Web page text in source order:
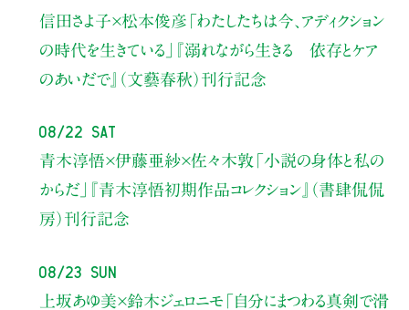
信田さよ子×松本俊彦 「わたしたちは今、アディクション
の時代を生きている」
『溺れながら生きる 依存とケア
のあいだで』（文藝春秋）刊行記念
08/22 Sat
青木淳悟×伊藤亜紗×佐々木敦 「小説の身体と私の
からだ」
『青木淳悟初期作品コレクション』（書肆侃侃
房）刊行記念
08/23 Sun
上坂あゆ美×鈴木ジェロニモ 「自分にまつわる真剣で滑